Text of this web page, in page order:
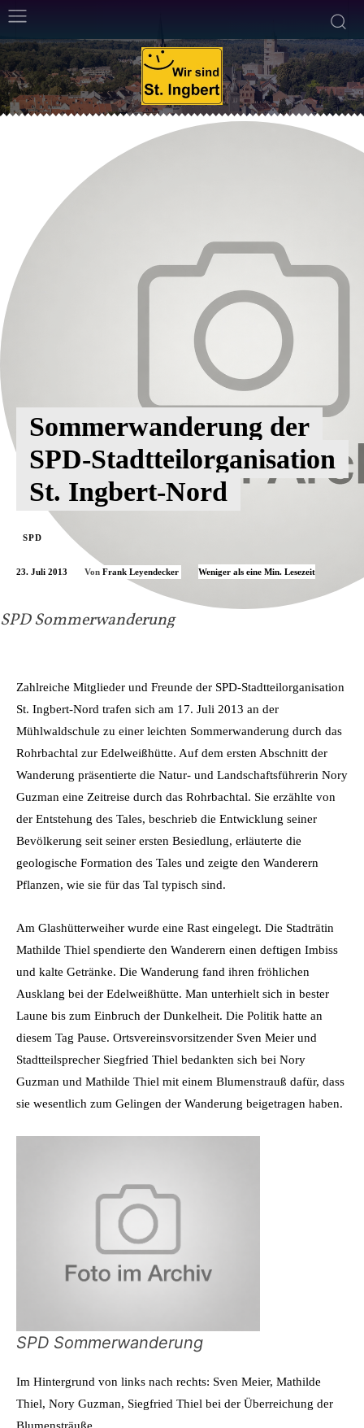
SPD Sommerwanderung
Sommerwanderung der
SPD-Stadtteilorganisation
St. Ingbert-Nord
SPD
23. Juli 2013 Von Frank Leyendecker Weniger als eine Min. Lesezeit
Zahlreiche Mitglieder und Freunde der SPD-Stadtteilorganisation
St. Ingbert-Nord trafen sich am 17. Juli 2013 an der
Mühlwaldschule zu einer leichten Sommerwanderung durch das
Rohrbachtal zur Edelweißhütte. Auf dem ersten Abschnitt der
Wanderung präsentierte die Natur- und Landschaftsführerin Nory
Guzman eine Zeitreise durch das Rohrbachtal. Sie erzählte von
der Entstehung des Tales, beschrieb die Entwicklung seiner
Bevölkerung seit seiner ersten Besiedlung, erläuterte die
geologische Formation des Tales und zeigte den Wanderern
Pflanzen, wie sie für das Tal typisch sind.
Am Glashütterweiher wurde eine Rast eingelegt. Die Stadträtin
Mathilde Thiel spendierte den Wanderern einen deftigen Imbiss
und kalte Getränke. Die Wanderung fand ihren fröhlichen
Ausklang bei der Edelweißhütte. Man unterhielt sich in bester
Laune bis zum Einbruch der Dunkelheit. Die Politik hatte an
diesem Tag Pause. Ortsvereinsvorsitzender Sven Meier und
Stadtteilsprecher Siegfried Thiel bedankten sich bei Nory
Guzman und Mathilde Thiel mit einem Blumenstrauß dafür, dass
sie wesentlich zum Gelingen der Wanderung beigetragen haben.
SPD Sommerwanderung
Im Hintergrund von links nach rechts: Sven Meier, Mathilde
Thiel, Nory Guzman, Siegfried Thiel bei der Überreichung der
Blumensträuße.